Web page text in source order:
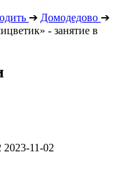
➔ Домодедово ➔
- занятие в
2023-11-02